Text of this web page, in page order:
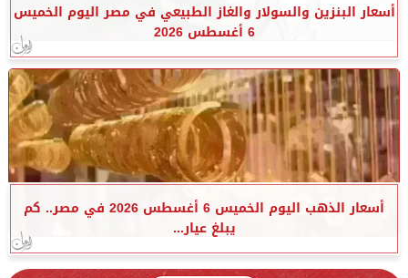
أسعار البنزين والسولار والغاز الطبيعي في مصر اليوم الخميس
6 أغسطس 2026
أسعار الذهب اليوم الخميس 6 أغسطس 2026 في مصر.. كم
يبلغ عيار...